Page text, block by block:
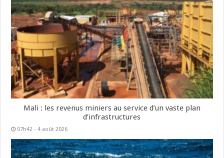
Mali : les revenus miniers au service d’un vaste plan
d’infrastructures
07h42 - 4 août 2026